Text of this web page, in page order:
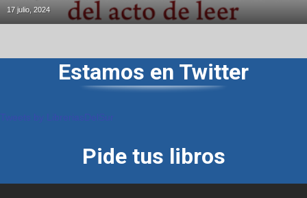
17 julio, 2024
Estamos en Twitter
Pide tus libros